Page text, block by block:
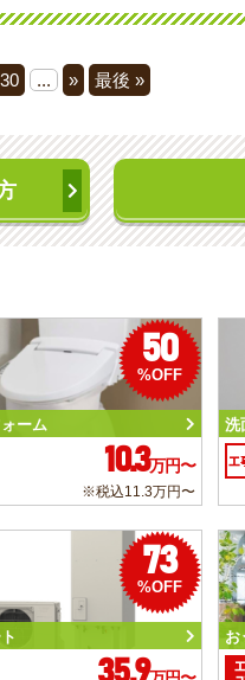
30 ... » 最後 »
50
%OFF
ーム
10.3万円〜
※税込11.3万円〜
洗
工
73
%OFF
35.9
お